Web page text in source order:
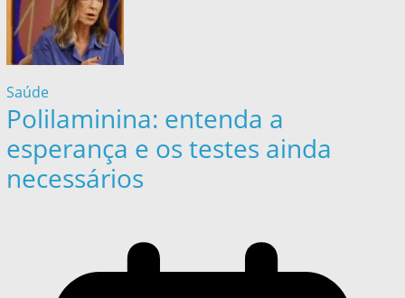
Saúde
Polilaminina: entenda a
esperança e os testes ainda
necessários